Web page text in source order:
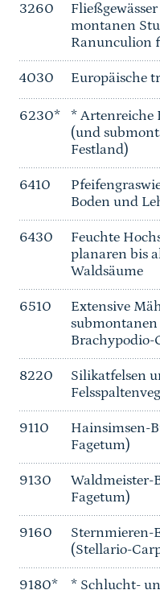
3260
montanen
Ranunculion
4030 Europäische
6230*
* Artenreiche
(und
Festland)
6410
Boden und
6430
Feuchte
planaren bis
Waldsäume
6510
Extensive
Brachypodio-
8220
Silikatfelsen
9110
Hainsimsen-
Fagetum)
9130
Waldmeister-
Fagetum)
9160
Sternmieren-
(Stellario-
9180*
* Schlucht-